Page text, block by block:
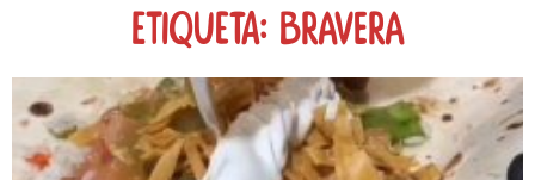
Etiqueta: bravera